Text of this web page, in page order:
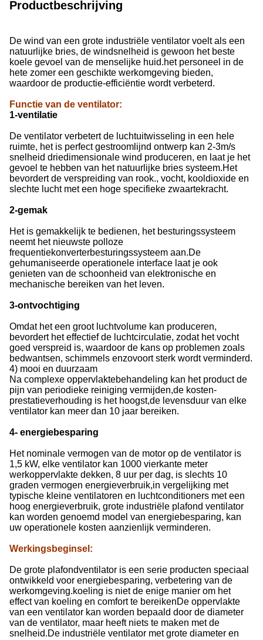
Productbeschrijving
De wind van een grote industriële ventilator voelt als een
natuurlijke bries, de windsnelheid is gewoon het beste
koele gevoel van de menselijke huid.het personeel in de
hete zomer een geschikte werkomgeving bieden,
waardoor de productie-efficiëntie wordt verbeterd.
Functie van de ventilator:
1-ventilatie
De ventilator verbetert de luchtuitwisseling in een hele
ruimte, het is perfect gestroomlijnd ontwerp kan 2-3m/s
snelheid driedimensionale wind produceren, en laat je het
gevoel te hebben van het natuurlijke bries systeem.Het
bevordert de verspreiding van rook., vocht, kooldioxide en
slechte lucht met een hoge specifieke zwaartekracht.
2-gemak
Het is gemakkelijk te bedienen, het besturingssysteem
neemt het nieuwste polloze
frequentiekonverterbesturingssysteem aan.De
gehumaniseerde operationele interface laat je ook
genieten van de schoonheid van elektronische en
mechanische bereiken van het leven.
3-ontvochtiging
Omdat het een groot luchtvolume kan produceren,
bevordert het effectief de luchtcirculatie, zodat het vocht
goed verspreid is, waardoor de kans op problemen zoals
bedwantsen, schimmels enzovoort sterk wordt verminderd.
4) mooi en duurzaam
Na complexe oppervlaktebehandeling kan het product de
pijn van periodieke reiniging vermijden,de kosten-
prestatieverhouding is het hoogst,de levensduur van elke
ventilator kan meer dan 10 jaar bereiken.
4- energiebesparing
Het nominale vermogen van de motor op de ventilator is
1,5 kW, elke ventilator kan 1000 vierkante meter
werkoppervlakte dekken, 8 uur per dag, is slechts 10
graden vermogen energieverbruik,in vergelijking met
typische kleine ventilatoren en luchtconditioners met een
hoog energieverbruik, grote industriële plafond ventilator
kan worden genoemd model van energiebesparing, kan
uw operationele kosten aanzienlijk verminderen.
Werkingsbeginsel :
De grote plafondventilator is een serie producten speciaal
ontwikkeld voor energiebesparing, verbetering van de
werkomgeving.koeling is niet de enige manier om het
effect van koeling en comfort te bereikenDe oppervlakte
van een ventilator kan worden bepaald door de diameter
van de ventilator, maar heeft niets te maken met de
snelheid.De industriële ventilator met grote diameter en